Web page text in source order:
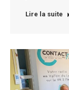
Lire la suite